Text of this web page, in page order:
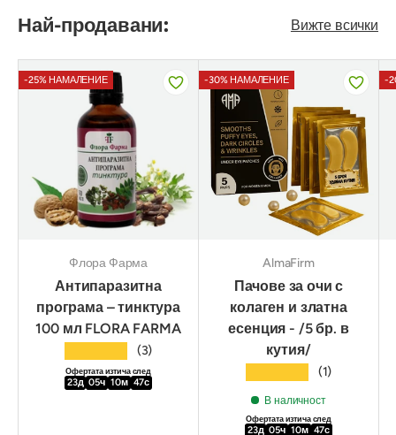
Най-продавани: Вижте всички
-25% НАМАЛЕНИЕ
Флора Фарма
Антипаразитна
програма – тинктура
100 мл FLORA FARMA
(3)
Офертата изтича след
23д 05ч 10м 45с
-30% НАМАЛЕНИЕ
AlmaFirm
Пачове за очи с
колаген и златна
есенция - /5 бр. в
кутия/
(1)
В наличност
Офертата изтича след
23д 05ч 10м 45с
-